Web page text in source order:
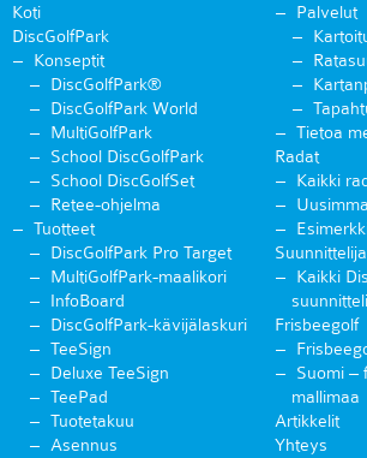
Koti
DiscGolfPark
Konseptit
DiscGolfPark®
DiscGolfPark World
MultiGolfPark
School DiscGolfPark
School DiscGolfSet
Retee-ohjelma
Tuotteet
DiscGolfPark Pro Target
MultiGolfPark-maalikori
InfoBoard
DiscGolfPark-kävijälaskuri
TeeSign
Deluxe TeeSign
TeePad
Tuotetakuu
Asennus
Palvelut
Tietoa
Radat
Kaikki
Kaikki
Frisbeegolf
Suomi –
mallimaa
Artikkelit
Yhteys